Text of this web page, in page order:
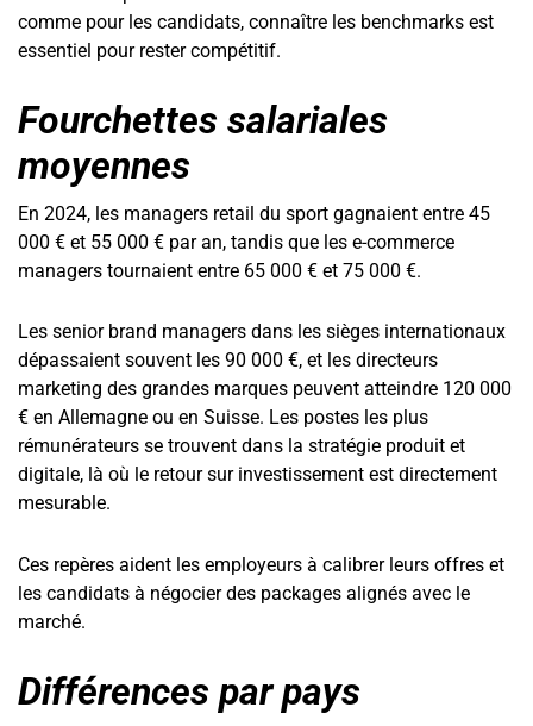
comme pour les candidats, connaître les benchmarks est
essentiel pour rester compétitif.
Fourchettes salariales
moyennes
En 2024, les managers retail du sport gagnaient entre 45
000 € et 55 000 € par an, tandis que les e-commerce
managers tournaient entre 65 000 € et 75 000 €.
Les senior brand managers dans les sièges internationaux
dépassaient souvent les 90 000 €, et les directeurs
marketing des grandes marques peuvent atteindre 120 000
€ en Allemagne ou en Suisse. Les postes les plus
rémunérateurs se trouvent dans la stratégie produit et
digitale, là où le retour sur investissement est directement
mesurable.
Ces repères aident les employeurs à calibrer leurs offres et
les candidats à négocier des packages alignés avec le
marché.
Différences par pays